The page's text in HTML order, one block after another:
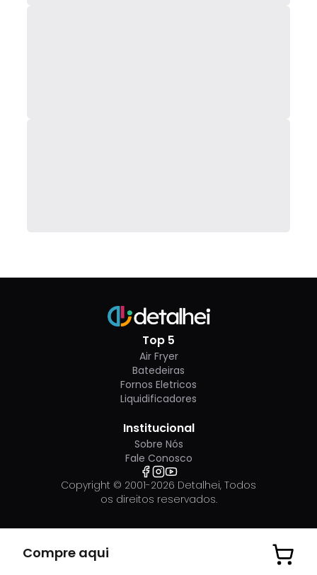
Compre aqui
Top 5
Air Fryer
Batedeiras
Fornos Eletricos
Liquidificadores
Institucional
Sobre Nós
Fale Conosco
Copyright © 2001-2026 Detalhei, Todos
os direitos reservados.